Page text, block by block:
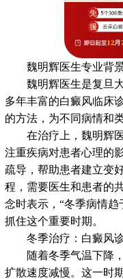
魏明辉医生专业背
魏明辉医生是复旦大
多年丰富的白癜风临床
的方法，为不同病情和
在治疗上，魏明辉医
注重疾病对患者心理的
疏导，帮助患者建立变
程，需要医生和患者的
念时表示，“冬季病情
抓住这个重要时期。
冬季治疗：白癜风诊
随着冬季气温下降，
扩散速度减慢。这一时